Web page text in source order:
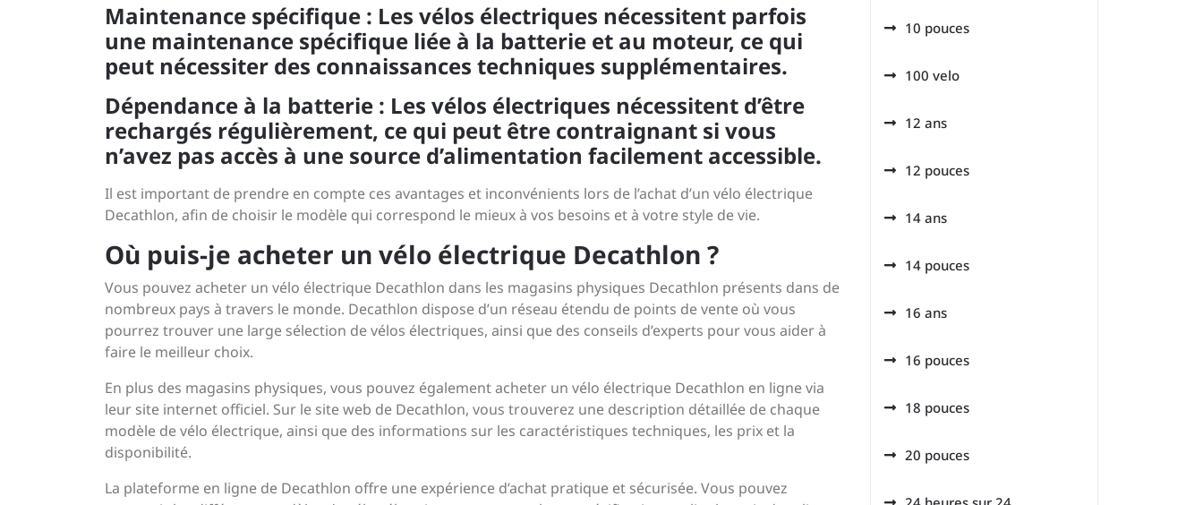
Maintenance spécifique : Les vélos électriques nécessitent parfois
une maintenance spécifique liée à la batterie et au moteur, ce qui
peut nécessiter des connaissances techniques supplémentaires.
Dépendance à la batterie : Les vélos électriques nécessitent d’être
rechargés régulièrement, ce qui peut être contraignant si vous
n’avez pas accès à une source d’alimentation facilement accessible.
Il est important de prendre en compte ces avantages et inconvénients lors de l’achat d’un vélo électrique
Decathlon, afin de choisir le modèle qui correspond le mieux à vos besoins et à votre style de vie.
Où puis-je acheter un vélo électrique Decathlon ?
Vous pouvez acheter un vélo électrique Decathlon dans les magasins physiques Decathlon présents dans de
nombreux pays à travers le monde. Decathlon dispose d’un réseau étendu de points de vente où vous
pourrez trouver une large sélection de vélos électriques, ainsi que des conseils d’experts pour vous aider à
faire le meilleur choix.
En plus des magasins physiques, vous pouvez également acheter un vélo électrique Decathlon en ligne via
leur site internet officiel. Sur le site web de Decathlon, vous trouverez une description détaillée de chaque
modèle de vélo électrique, ainsi que des informations sur les caractéristiques techniques, les prix et la
disponibilité.
La plateforme en ligne de Decathlon offre une expérience d’achat pratique et sécurisée. Vous pouvez
10 pouces
100 velo
12 ans
12 pouces
14 ans
14 pouces
16 ans
16 pouces
18 pouces
20 pouces